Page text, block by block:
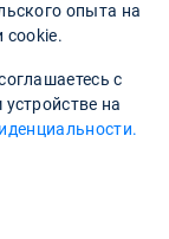
в клинике М-
лет, пробовал
что это
Но на
учебу,
курсы
опыта на
cookie.
с
на